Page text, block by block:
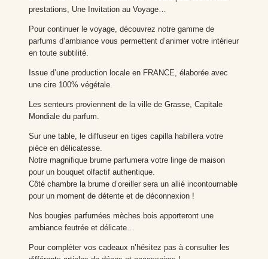
prestations, Une Invitation au Voyage…
Pour continuer le voyage, découvrez notre gamme de
parfums d’ambiance vous permettent d’animer votre intérieur
en toute subtilité.
Issue d’une production locale en FRANCE, élaborée avec
une cire 100% végétale.
Les senteurs proviennent de la ville de Grasse, Capitale
Mondiale du parfum.
Sur une table, le diffuseur en tiges capilla habillera votre
pièce en délicatesse.
Notre magnifique brume parfumera votre linge de maison
pour un bouquet olfactif authentique.
Côté chambre la brume d’oreiller sera un allié incontournable
pour un moment de détente et de déconnexion !
Nos bougies parfumées mèches bois apporteront une
ambiance feutrée et délicate…
Pour compléter vos cadeaux n’hésitez pas à consulter les